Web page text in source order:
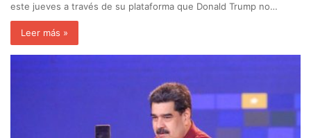
este jueves a través de su plataforma que Donald Trump no…
Leer más »